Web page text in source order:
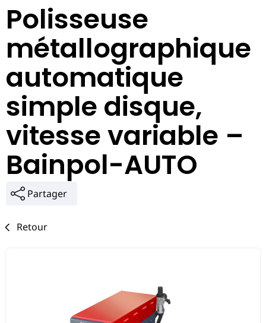
Polisseuse
métallographique
automatique
simple disque,
vitesse variable –
Bainpol-AUTO
Partager
Retour